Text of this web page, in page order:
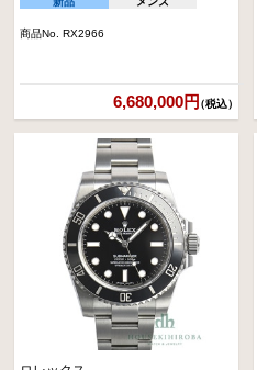
商品No. RX2966
6,680,000円（税込）